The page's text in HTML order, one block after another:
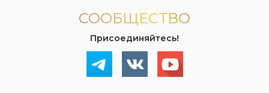
СООБЩЕСТВО
Присоединяйтесь!